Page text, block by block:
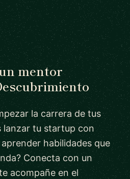
mentor
la carrera de tus
lanzar tu startup con
habilidades que
Conecta con un
acompañe en el